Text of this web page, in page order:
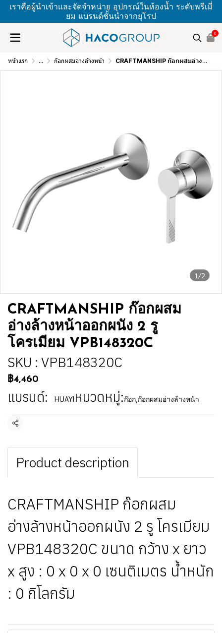
เราคือผู้นำเข้าและจัดจำหน่าย อุปกรณ์ในห้องน้ำ ระดับพรีเมี่
ยม แบรนด์ชั้นนำจากยุโรป
0
หน้าแรก ... ก๊อกผสมอ่างล้างหน้า CRAFTMANSHIP ก๊อกผสมอ่างล้างหน้าออกผนัง 2 รู โครเมียม VPB148320C
1/2
CRAFTMANSHIP ก๊อกผสม
อ่างล้างหน้าออกผนัง 2 รู
โครเมียม VPB148320C
SKU : VPB148320C
฿4,460
แบรนด์: HUAYI หมวดหมู่:ก๊อก ก๊อกผสมอ่างล้างหน้า
แชร์
Product description
CRAFTMANSHIP ก๊อกผสม
อ่างล้างหน้าออกผนัง 2 รู โครเมียม
VPB148320C ขนาด กว้าง x ยาว
x สูง : 0 x 0 x 0 เซนติเมตร น้ำหนัก
: 0 กิโลกรัม